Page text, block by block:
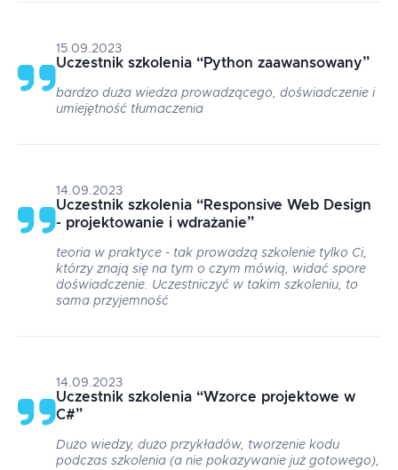
15.09.2023
Uczestnik szkolenia “Python zaawansowany”
bardzo duża wiedza prowadzącego, doświadczenie i
umiejętność tłumaczenia
14.09.2023
Uczestnik szkolenia “Responsive Web Design
- projektowanie i wdrażanie”
teoria w praktyce - tak prowadzą szkolenie tylko Ci,
którzy znają się na tym o czym mówią, widać spore
doświadczenie. Uczestniczyć w takim szkoleniu, to
sama przyjemność
14.09.2023
Uczestnik szkolenia “Wzorce projektowe w
C#”
Dużo wiedzy, dużo przykładów, tworzenie kodu
podczas szkolenia (a nie pokazywanie już gotowego),